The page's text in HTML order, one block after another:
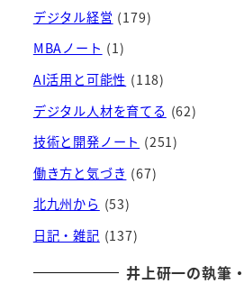
イ
ブ
デジタル経営 (179)
MBAノート (1)
AI活用と可能性 (118)
デジタル人材を育てる (62)
技術と開発ノート (251)
働き方と気づき (67)
北九州から (53)
日記・雑記 (137)
井上研一の執筆